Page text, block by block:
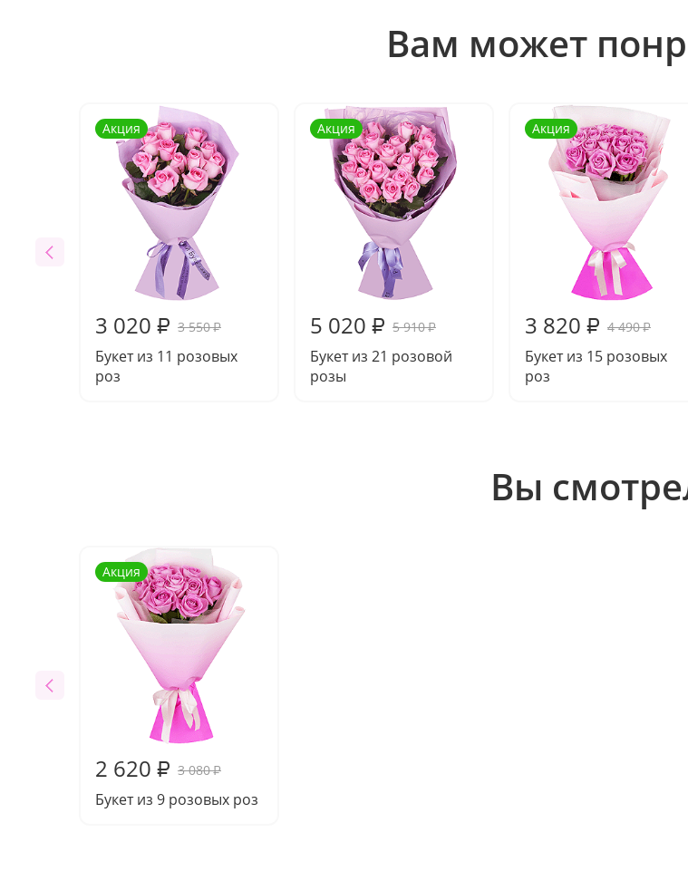
Вам может
Акция
3 020 ₽ 3 550₽
Букет из 11 розовых
роз
Акция
5 020 ₽ 5 910₽
Букет из 21 розовой
розы
Акция
3 820 ₽ 4 490₽
Букет из 15 розовых
роз
Вы
Акция
2 620 ₽ 3 080₽
Букет из 9 розовых роз